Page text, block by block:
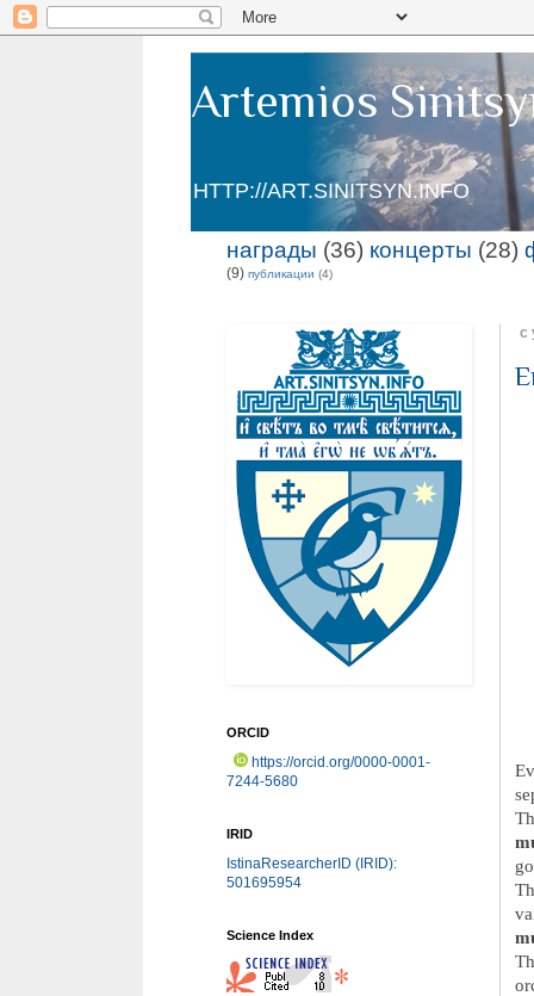
Artemios
HTTP://ART.SINITSYN.INFO
награды (36) концерты (28)
(9) публикации (4)
ORCID
https://orcid.org/0000-0001-
7244-5680
IRID
IstinaResearcherID (IRID):
501695954
Science Index